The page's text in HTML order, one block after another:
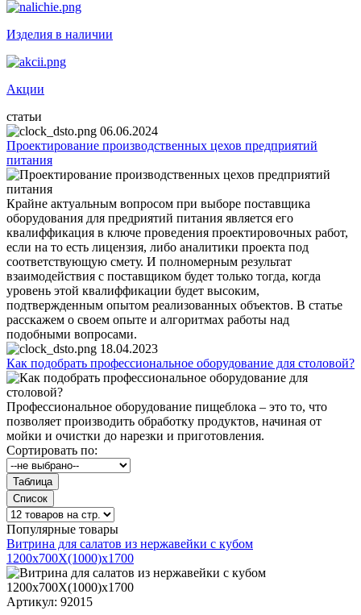
Изделия в наличии
Акции
статьи
06.06.2024
Проектирование производственных цехов предприятий
питания
Крайне актуальным вопросом при выборе поставщика
оборудования для предриятий питания является его
квалиффикация в ключе проведения проектировочных работ,
если на то есть лицензия, либо аналитики проекта под
соответствующую смету. И полномерным результат
взаимодействия с поставщиком будет только тогда, когда
уровень этой квалиффикации будет высоким,
подтвержденным опытом реализованных объектов. В статье
расскажем о своем опыте и алгоритмах работы над
подобными вопросами.
18.04.2023
Как подобрать профессиональное оборудование для столовой?
Профессиональное оборудование пищеблока – это то, что
позволяет производить обработку продуктов, начиная от
мойки и очистки до нарезки и приготовления.
Сортировать по:
Популярные товары
Витрина для салатов из нержавейки с кубом
1200х700X(1000)х1700
Артикул: 92015